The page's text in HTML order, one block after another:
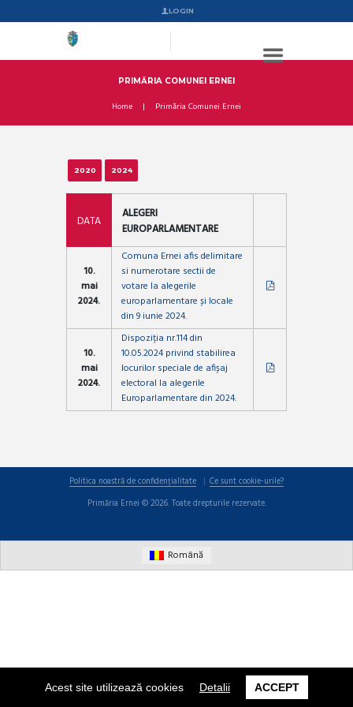
Acest site utilizează cookies Detalii ACCEPT
LOGIN
PRIMĂRIA COMUNEI ERNEI
Home Primăria Comunei Ernei
2020 2024
DATA
ALEGERI
EUROPARLAMENTARE
10.
mai
2024.
Comuna Ernei afis delimitare
si numerotare sectii de
votare la alegerile
europarlamentare și locale
din 9 iunie 2024.
10.
mai
2024.
Dispoziția nr.114 din
10.05.2024 privind stabilirea
locurilor speciale de afișaj
electoral la alegerile
Europarlamentare din 2024.
Politica noastră de confidențialitate
Ce sunt cookie-urile?
Primăria Ernei © 2026. Toate drepturile rezervate.
Română